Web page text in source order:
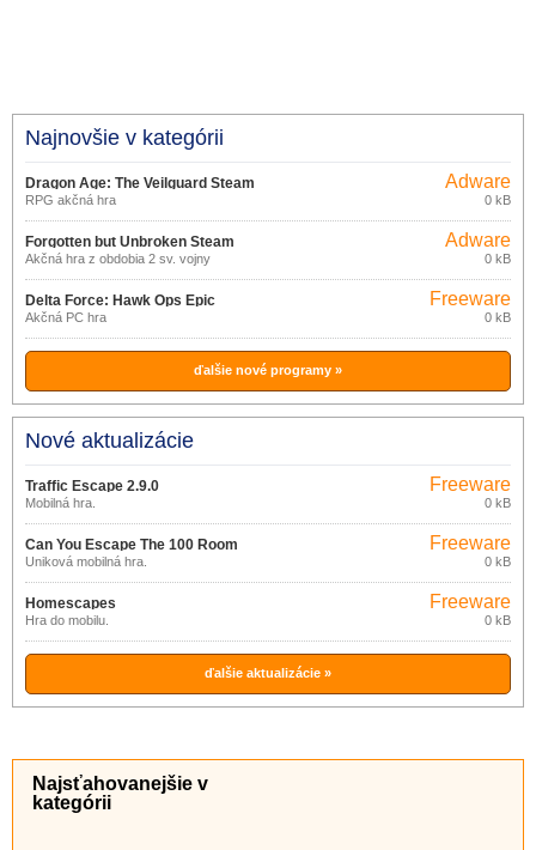
Najnovšie v kategórii
Dragon Age: The Veilguard Steam
RPG akčná hra
Adware
0 kB
Forgotten but Unbroken Steam
Akčná hra z obdobia 2 sv. vojny
Adware
0 kB
Delta Force: Hawk Ops Epic
Games Store
Akčná PC hra
Freeware
0 kB
ďalšie nové programy »
Nové aktualizácie
Traffic Escape 2.9.0
Mobilná hra.
Freeware
0 kB
Can You Escape The 100 Room
Úniková mobilná hra.
Freeware
0 kB
Homescapes
Hra do mobilu.
Freeware
0 kB
ďalšie aktualizácie »
Najsťahovanejšie v
kategórii